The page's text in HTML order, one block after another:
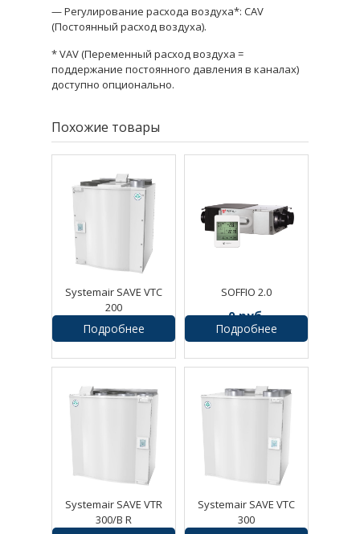
— Регулирование расхода воздуха*: CAV
(Постоянный расход воздуха).
* VAV (Переменный расход воздуха =
поддержание постоянного давления в каналах)
доступно опционально.
Похожие товары
Systemair SAVE VTC
200
182875руб.
Подробнее
SOFFIO 2.0
0руб.
Подробнее
Systemair SAVE VTR
300/B R
Systemair SAVE VTC
300